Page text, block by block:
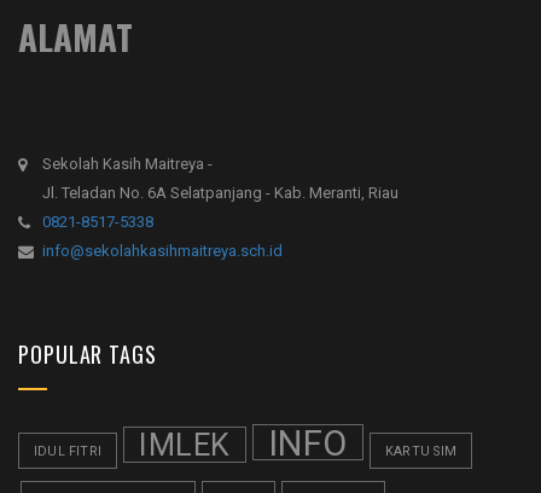
ALAMAT
Sekolah Kasih Maitreya -
Jl. Teladan No. 6A Selatpanjang - Kab. Meranti, Riau
0821-8517-5338
info@sekolahkasihmaitreya.sch.id
POPULAR TAGS
IDUL FITRI IMLEK INFO KARTU SIM